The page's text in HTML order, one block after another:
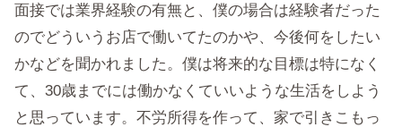
面接では業界経験の有無と、僕の場合は経験者だった
のでどういうお店で働いてたのかや、今後何をしたい
かなどを聞かれました。僕は将来的な目標は特になく
て、30歳までには働かなくていいような生活をしよう
と思っています。不労所得を作って、家で引きこもっ